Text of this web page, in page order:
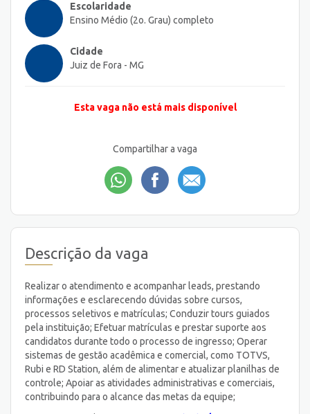
Escolaridade
Ensino Médio (2o. Grau) completo
Cidade
Juiz de Fora - MG
Esta vaga não está mais disponível
Compartilhar a vaga
Descrição da vaga
Realizar o atendimento e acompanhar leads, prestando
informações e esclarecendo dúvidas sobre cursos,
processos seletivos e matrículas; Conduzir tours guiados
pela instituição; Efetuar matrículas e prestar suporte aos
candidatos durante todo o processo de ingresso; Operar
sistemas de gestão acadêmica e comercial, como TOTVS,
Rubi e RD Station, além de alimentar e atualizar planilhas de
controle; Apoiar as atividades administrativas e comerciais,
contribuindo para o alcance das metas da equipe;